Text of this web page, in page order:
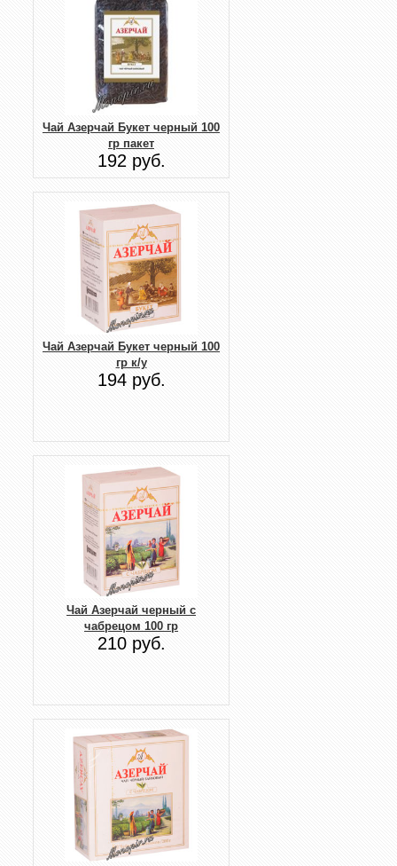
Чай Азерчай Букет черный 100
гр пакет
192 руб.
Чай Азерчай Букет черный 100
гр к/у
194 руб.
Чай Азерчай черный с
чабрецом 100 гр
210 руб.